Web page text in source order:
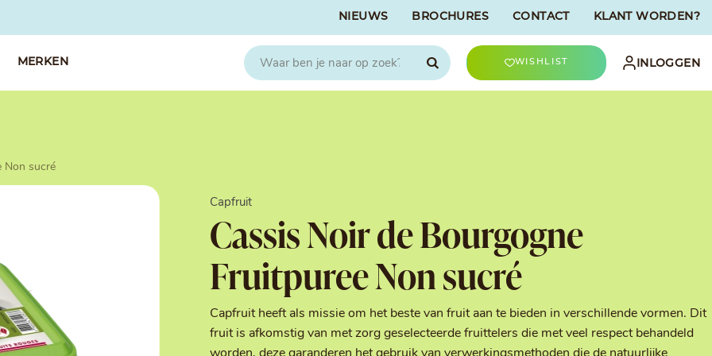
NIEUWS BROCHURES CONTACT KLANT WORDEN?
Kleurstoffen
Koud Gekonfijt
Smaakstoffen
Suikers & Zout
Texturizers
Halloween Decoratie
Kerst Decoratie
Kleuren van Patisserie
Liefde Decoratie
Parels, Hagelslag &
Shavings
Tijdloze Decoratie
MERKEN  WISHLIST INLOGGEN
Non sucré
Capfruit
Cassis Noir de Bourgogne
Fruitpuree Non sucré
Capfruit heeft als missie om het beste van fruit aan te bieden in verschillende vormen. Dit
fruit is afkomstig van met zorg geselecteerde fruittelers die met veel respect behandeld